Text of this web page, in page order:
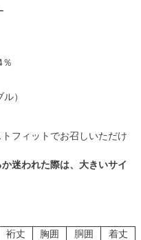
）
フィットでお召しいただけ
迷われた際は、大きいサイ
裄丈 胸囲 胴囲
着丈